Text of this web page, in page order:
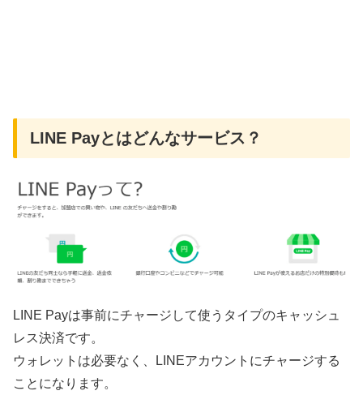
LINE Payとはどんなサービス？
LINE Payは事前にチャージして使うタイプのキャッシュ
レス決済です。
ウォレットは必要なく、LINEアカウントにチャージする
ことになります。